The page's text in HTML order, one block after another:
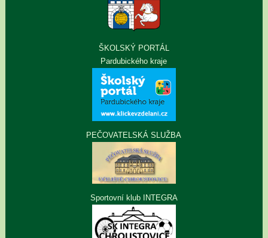
ŠKOLSKÝ PORTÁL
Pardubického kraje
PEČOVATELSKÁ SLUŽBA
Sportovní klub INTEGRA